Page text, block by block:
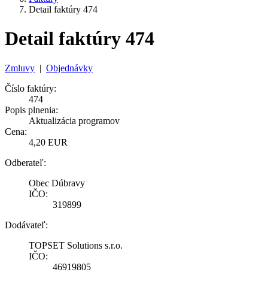
Detail faktúry 474
Detail faktúry 474
Zmluvy | Objednávky
Číslo faktúry:
474
Popis plnenia:
Aktualizácia programov
Cena:
4,20 EUR
Odberateľ:
Obec Dúbravy
IČO:
319899
Dodávateľ:
TOPSET Solutions s.r.o.
IČO:
46919805